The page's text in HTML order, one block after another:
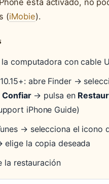
está activado, no
(iMobie).
computadora con cable
abre Finder →
Confiar→ pulsa en
iPhone Guide)
→ selecciona el icono
la copia deseada
la restauración